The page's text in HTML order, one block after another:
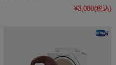
¥3,080(税込)